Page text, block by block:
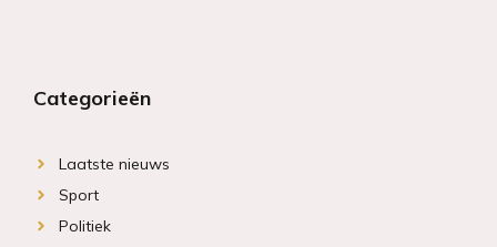
Categorieën
Laatste nieuws
Sport
Politiek